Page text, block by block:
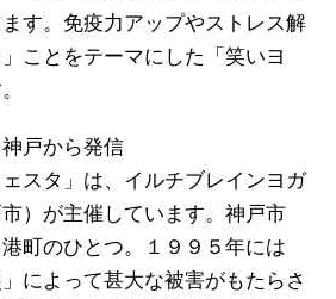
す。免疫力アップやストレス解
ことをテーマにした「笑いヨ
戸から発信
ェスタ」は、イルチブレインヨガ
）が主催しています。神戸市
町のひとつ。１９９５年には
」によって甚大な被害がもたらさ